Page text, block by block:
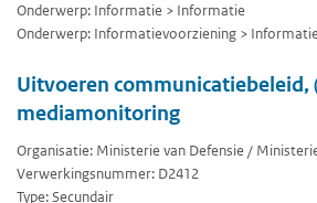
Onderwerp: Informatie > Informatie
Onderwerp: Informatievoorziening >
Uitvoeren communicatiebeleid,
mediamonitoring
Organisatie: Ministerie van Defensie /
Verwerkingsnummer: D2412
Type: Secundair